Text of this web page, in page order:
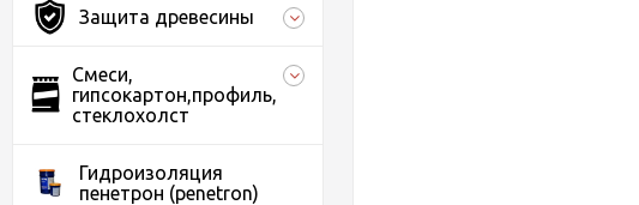
Защита древесины
Смеси,
гипсокартон,профиль,
стеклохолст
Гидроизоляция
пенетрон (penetron)